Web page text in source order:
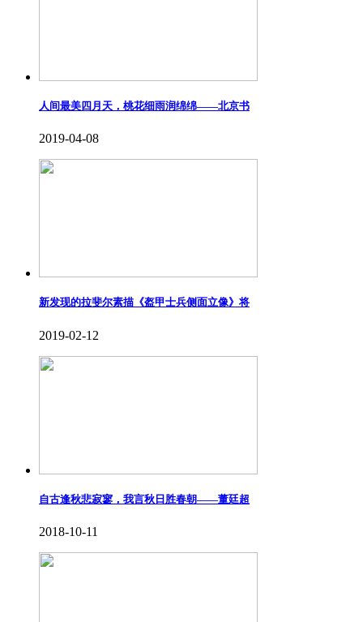
人间最美四月天，桃花细雨润绵绵——北京书
2019-04-08
新发现的拉斐尔素描《盔甲士兵侧面立像》将
2019-02-12
自古逢秋悲寂寥，我言秋日胜春朝——董廷超
2018-10-11